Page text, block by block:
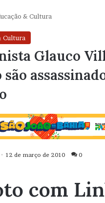
& Cultura
Cultura
Glauco
12 de março de 2010 0
com